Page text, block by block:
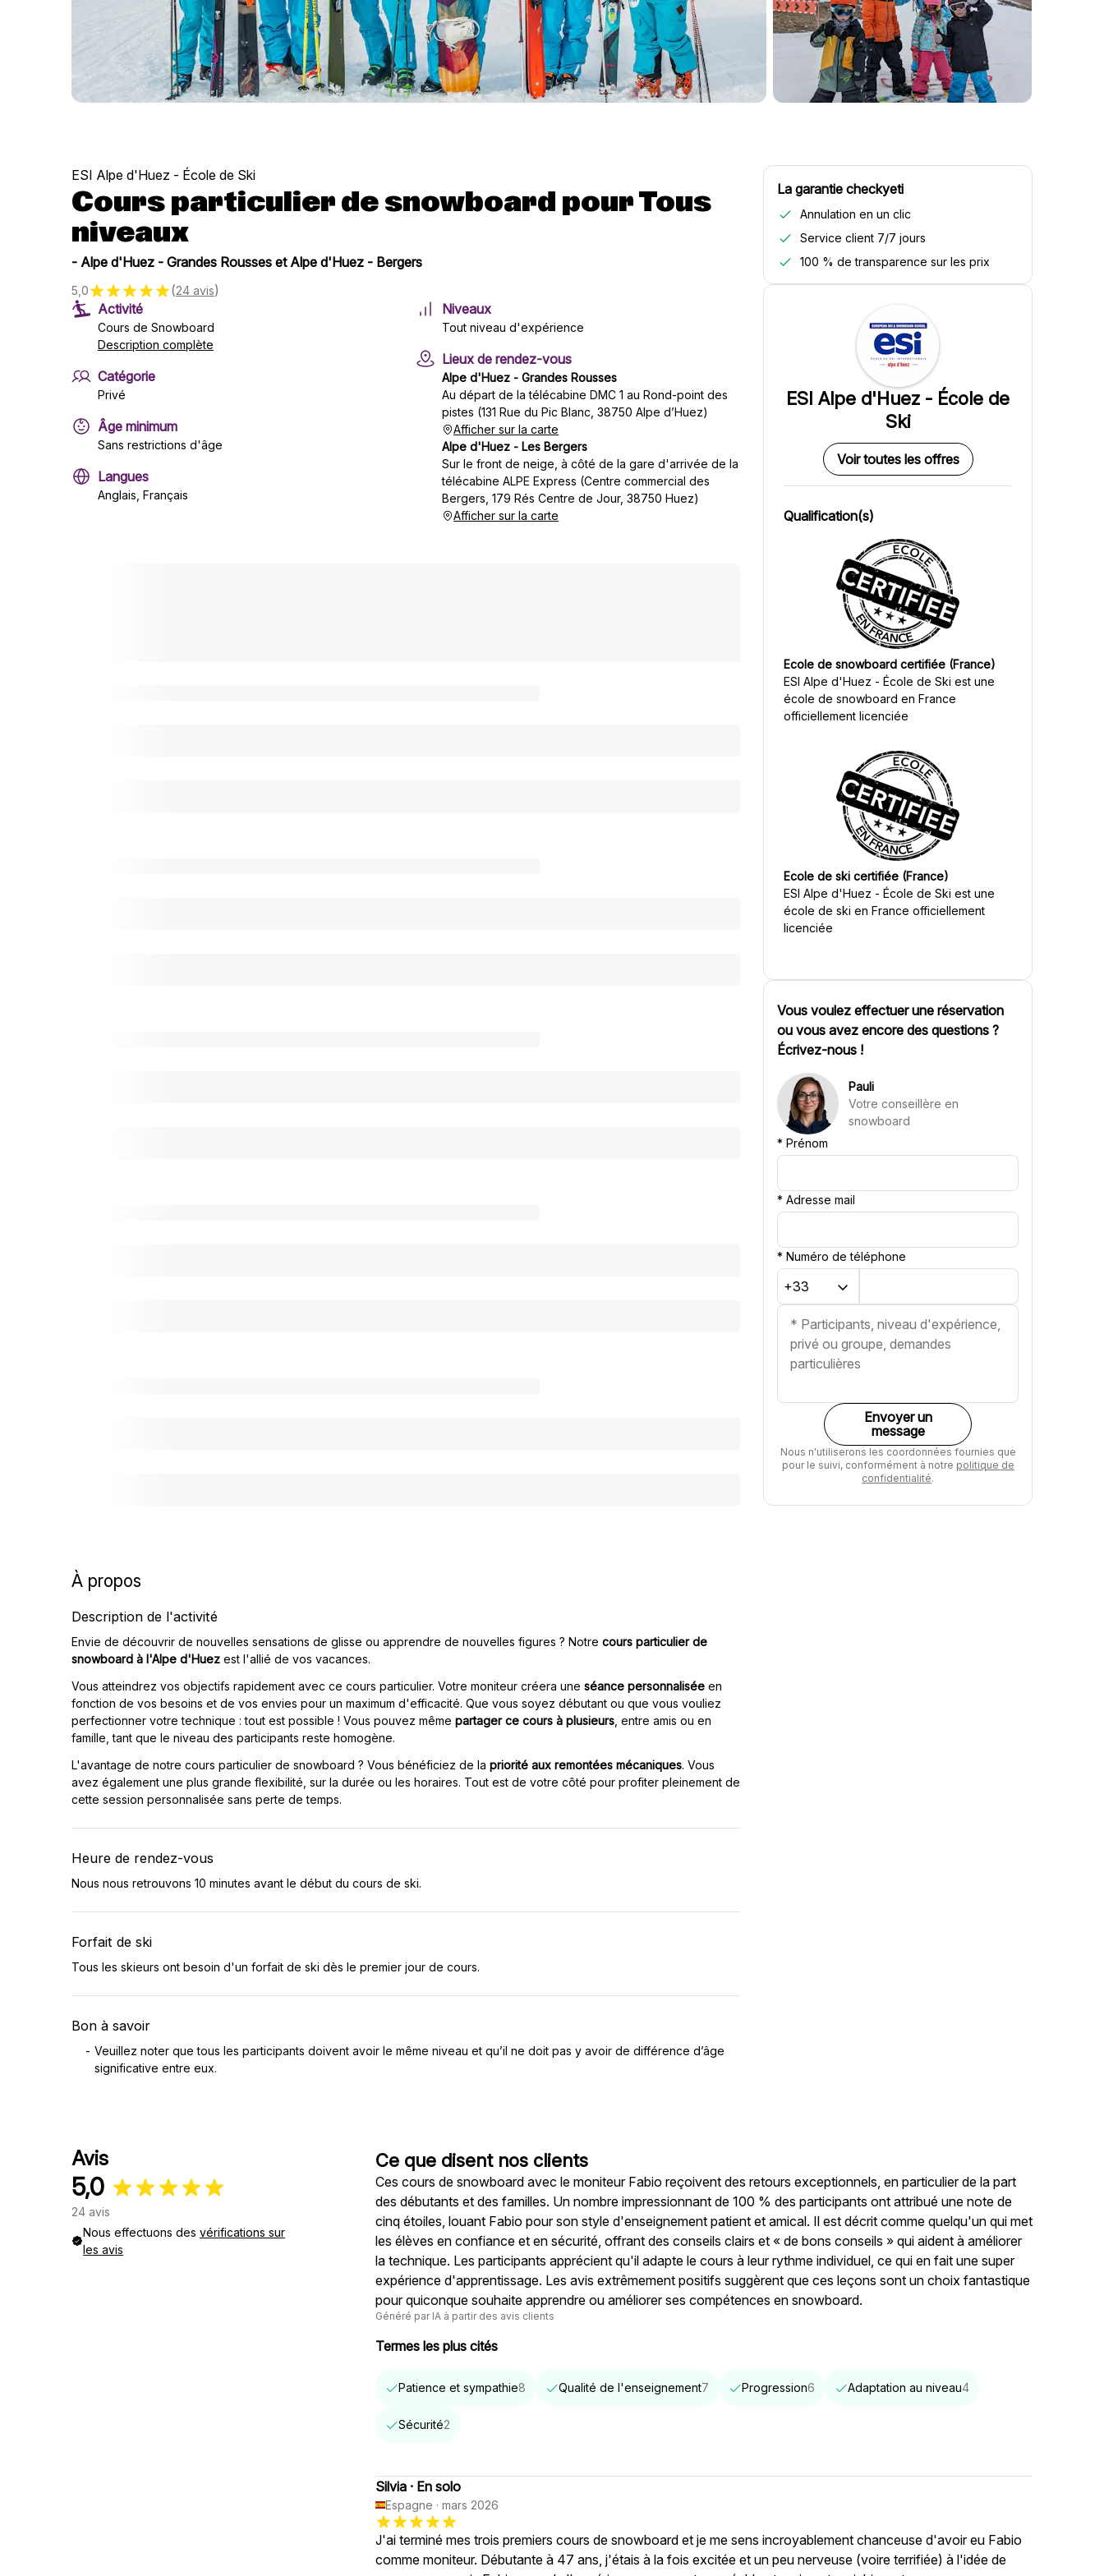
ESI Alpe d'Huez - École de Ski
Cours particulier de snowboard pour Tous
niveaux
- Alpe d'Huez - Grandes Rousses et Alpe d'Huez - Bergers
5,0 (24 avis)
Activité
Cours de Snowboard
Description complète
Catégorie
Privé
Âge minimum
Sans restrictions d'âge
Langues
Anglais, Français
Niveaux
Tout niveau d'expérience
Lieux de rendez-vous
Alpe d'Huez - Grandes Rousses
Au départ de la télécabine DMC 1 au Rond-point des
pistes (131 Rue du Pic Blanc, 38750 Alpe d’Huez)
Afficher sur la carte
Alpe d'Huez - Les Bergers
Sur le front de neige, à côté de la gare d'arrivée de la
télécabine ALPE Express (Centre commercial des
Bergers, 179 Rés Centre de Jour, 38750 Huez)
Afficher sur la carte
À propos
Description de l'activité
Envie de découvrir de nouvelles sensations de glisse ou apprendre de nouvelles figures ? Notre cours particulier de
snowboard à l'Alpe d'Huez est l'allié de vos vacances.
Vous atteindrez vos objectifs rapidement avec ce cours particulier. Votre moniteur créera une séance personnalisée en
fonction de vos besoins et de vos envies pour un maximum d'efficacité. Que vous soyez débutant ou que vous vouliez
perfectionner votre technique : tout est possible ! Vous pouvez même partager ce cours à plusieurs , entre amis ou en
famille, tant que le niveau des participants reste homogène.
L'avantage de notre cours particulier de snowboard ? Vous bénéficiez de la priorité aux remontées mécaniques. Vous
avez également une plus grande flexibilité, sur la durée ou les horaires. Tout est de votre côté pour profiter pleinement de
cette session personnalisée sans perte de temps.
Heure de rendez-vous
Nous nous retrouvons 10 minutes avant le début du cours de ski.
Forfait de ski
Tous les skieurs ont besoin d'un forfait de ski dès le premier jour de cours.
Bon à savoir
Veuillez noter que tous les participants doivent avoir le même niveau et qu’il ne doit pas y avoir de différence d’âge
significative entre eux.
Avis
5,0
24 avis
Nous effectuons des vérifications sur
les avis
Ce que disent nos clients
Ces cours de snowboard avec le moniteur Fabio reçoivent des retours exceptionnels, en particulier de la part
des débutants et des familles. Un nombre impressionnant de 100 % des participants ont attribué une note de
cinq étoiles, louant Fabio pour son style d'enseignement patient et amical. Il est décrit comme quelqu'un qui met
les élèves en confiance et en sécurité, offrant des conseils clairs et « de bons conseils » qui aident à améliorer
la technique. Les participants apprécient qu'il adapte le cours à leur rythme individuel, ce qui en fait une super
expérience d'apprentissage. Les avis extrêmement positifs suggèrent que ces leçons sont un choix fantastique
pour quiconque souhaite apprendre ou améliorer ses compétences en snowboard.
Généré par IA à partir des avis clients
Termes les plus cités
Patience et sympathie8 Qualité de l'enseignement7 Progression6 Adaptation au niveau4
Sécurité2
Silvia · En solo
Espagne · mars 2026
J'ai terminé mes trois premiers cours de snowboard et je me sens incroyablement chanceuse d'avoir eu Fabio
comme moniteur. Débutante à 47 ans, j'étais à la fois excitée et un peu nerveuse (voire terrifiée) à l'idée de
La garantie checkyeti
Annulation en un clic
Service client 7/7 jours
100 % de transparence sur les prix
ESI Alpe d'Huez - École de
Ski
Voir toutes les offres
Qualification(s)
Ecole de snowboard certifiée (France)
ESI Alpe d'Huez - École de Ski est une
école de snowboard en France
officiellement licenciée
Ecole de ski certifiée (France)
ESI Alpe d'Huez - École de Ski est une
école de ski en France officiellement
licenciée
Vous voulez effectuer une réservation
ou vous avez encore des questions ?
Écrivez-nous !
Pauli
Votre conseillère en
snowboard
*Prénom
*Adresse mail
*Numéro de téléphone
Envoyer un
message
Nous n'utiliserons les coordonnées fournies que
pour le suivi, conformément à notre politique de
confidentialité.